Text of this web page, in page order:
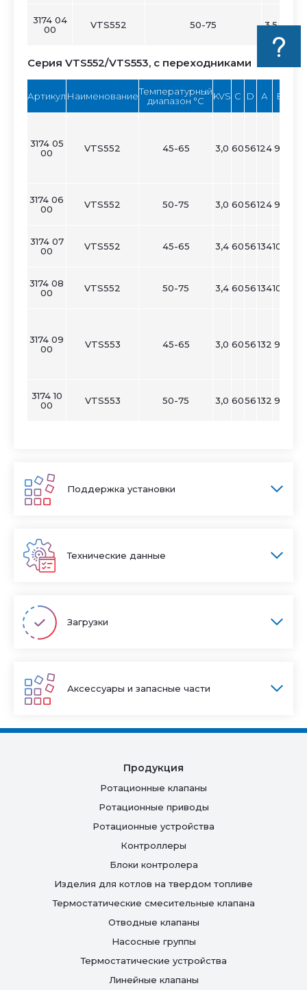
3174 04
00
VTS552 50-75 3,5 6056
Серия VTS552/VTS553, с переходниками
Артикул НаименованиеТемпературный
диапазон °C
KVS C D А B
3174 05
00
VTS552 45-65 3,0 605612490
3174 06
00
VTS552 50-75 3,0 605612490
3174 07
00
VTS552 45-65 3,4 6056134100
3174 08
00
VTS552 50-75 3,4 6056134100
3174 09
00
VTS553 45-65 3,0 6056132 98
3174 10
00
VTS553 50-75 3,0 6056132 98
Поддержка установки
Технические данные
Загрузки
Аксессуары и запасные части
Продукция
Ротационные клапаны
Ротационные приводы
Ротационные устройства
Контроллеры
Блоки контролера
Изделия для котлов на твердом топливе
Термостатические смесительные клапана
Отводные клапаны
Насосные группы
Термостатические устройства
Линейные клапаны